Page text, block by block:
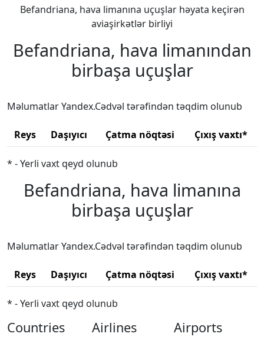
Befandriana, hava limanına uçuşlar həyata keçirən
aviaşirkətlər birliyi
Befandriana, hava limanından
birbaşa uçuşlar
Məlumatlar Yandex.Cədvəl tərəfindən təqdim olunub
Reys Daşıyıcı Çatma nöqtəsi Çıxış vaxtı*
* - Yerli vaxt qeyd olunub
Befandriana, hava limanına
birbaşa uçuşlar
Məlumatlar Yandex.Cədvəl tərəfindən təqdim olunub
Reys Daşıyıcı Çatma nöqtəsi Çıxış vaxtı*
* - Yerli vaxt qeyd olunub
Countries Airlines Airports